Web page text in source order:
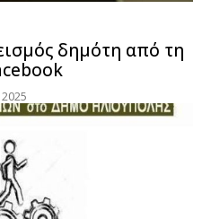
δημότη από τη